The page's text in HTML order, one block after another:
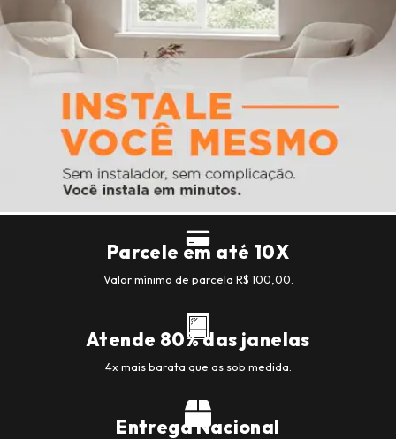
Parcele em até 10X
Valor mínimo de parcela R$ 100,00.
Atende 80% das janelas
4x mais barata que as sob medida.
Entrega Nacional